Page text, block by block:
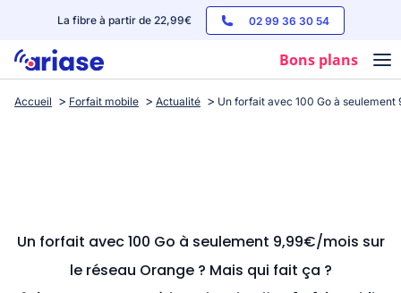
La fibre à partir de 22,99€ 02 99 36 30 54
Bons plans
Box internet
Streaming
Accueil Forfait mobile Actualité Un forfait avec 100 Go à
Un forfait avec 100 Go à seulement 9,99€/mois sur
le réseau Orange ? Mais qui fait ça ?